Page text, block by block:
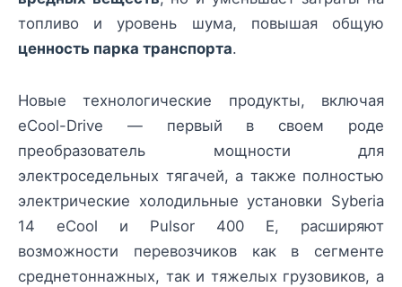
топливо и уровень шума, повышая общую
ценность парка транспорта.
Новые технологические продукты, включая
eCool-Drive — первый в своем роде
преобразователь мощности для
электроседельных тягачей, а также полностью
электрические холодильные установки Syberia
14 eCool и Pulsor 400 E, расширяют
возможности перевозчиков как в сегменте
среднетоннажных, так и тяжелых грузовиков, а